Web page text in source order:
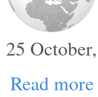
25
Read more